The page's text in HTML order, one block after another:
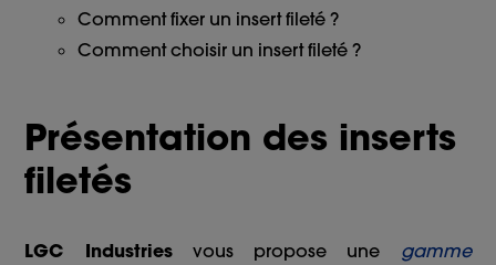
Comment fixer un insert fileté ?
Comment choisir un insert fileté ?
Présentation des inserts
filetés
LGC Industriesvous propose une gamme